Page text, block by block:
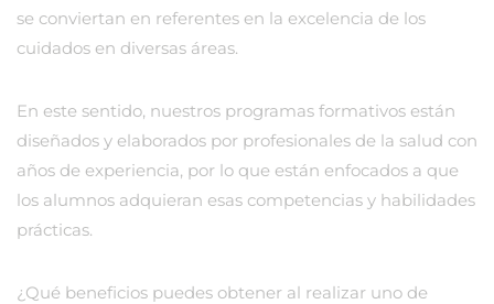
se conviertan en referentes en la excelencia de los
cuidados en diversas áreas.
En este sentido, nuestros programas formativos están
diseñados y elaborados por profesionales de la salud con
años de experiencia, por lo que están enfocados a que
los alumnos adquieran esas competencias y habilidades
prácticas.
¿Qué beneficios puedes obtener al realizar uno de